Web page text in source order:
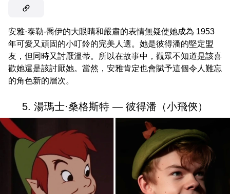
安雅·泰勒-喬伊的大眼睛和嚴肅的表情無疑使她成為 1953
年可愛又頑固的小叮鈴的完美人選。她是彼得潘的堅定盟
友，但同時又討厭溫蒂。所以在故事中，觀眾不知道是該喜
歡她還是該討厭她。當然，安雅肯定也會賦予這個令人難忘
的角色新的層次。
5. 湯瑪士·桑格斯特 — 彼得潘（小飛俠）